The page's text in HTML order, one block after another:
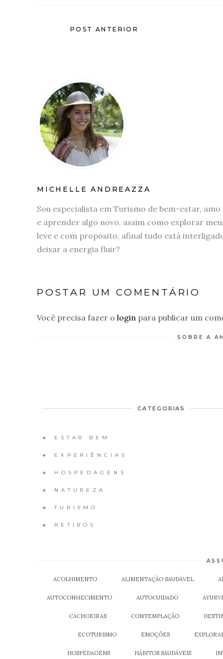
POST ANTERIOR
MICHELLE ANDREAZZA
Sou especialista em Turismo de bem-estar,
e aprender algo novo, assim como explorar
leve e com propósito, afinal tudo está
deixar a energia fluir?
POSTAR UM COMENTÁRIO
Você precisa fazer o login para publicar um
SOBRE A
CATEGORIAS
🔸 ESTAR BEM
🔸 EXPERIÊNCIAS
🔸 HOSPEDAGENS
🔸 NATUREZA
🔸 TURISMO
🔸 RETIROS
ACOLHIMENTO ALIMENTAÇÃO SAUDÁVEL
AUTOCONHECIMENTO AUTOCUIDADO
CACHOEIRAS CONTEMPLAÇÃO
ECOTURISMO EMOÇÕES
HOSPEDAGENS HÁBITOS SAUDÁVEIS